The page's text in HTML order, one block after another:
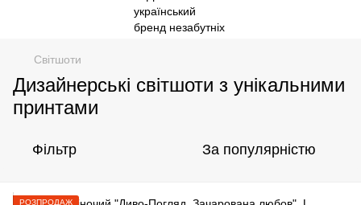
Свiтшоти
Дизайнерські світшоти з унікальними
принтами
Фільтр За популярністю
РОЗПРОДАЖ